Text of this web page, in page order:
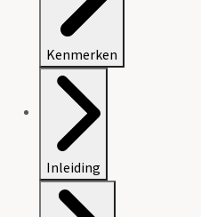
Kenmerken
Inleiding